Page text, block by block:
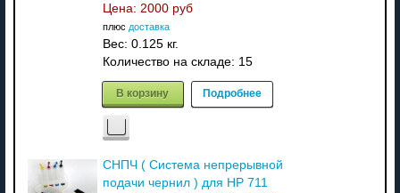
Цена: 2000 руб
плюс доставка
Вес: 0.125 кг.
Количество на складе: 15
В корзину Подробнее
СНПЧ ( Система непрерывной
подачи чернил ) для HP 711